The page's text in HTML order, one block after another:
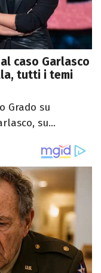
caso Garlasco
tutti i temi
Grado su
su...